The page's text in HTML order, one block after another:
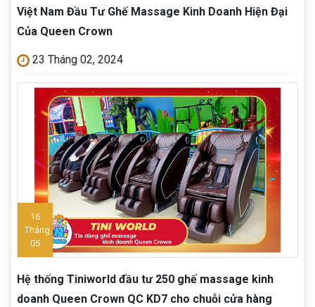
Việt Nam Đầu Tư Ghế Massage Kinh Doanh Hiện Đại
Của Queen Crown
23 Tháng 02, 2024
16
Tháng
05
Hệ thống Tiniworld đầu tư 250 ghế massage kinh
doanh Queen Crown QC KD7 cho chuỗi cửa hàng